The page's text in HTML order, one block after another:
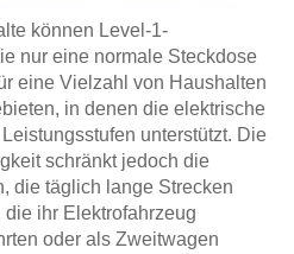
können Level-1-
nur eine normale Steckdose
eine Vielzahl von Haushalten
in denen die elektrische
unterstützt. Die
schränkt jedoch die
die täglich lange Strecken
ihr Elektrofahrzeug
oder als Zweitwagen